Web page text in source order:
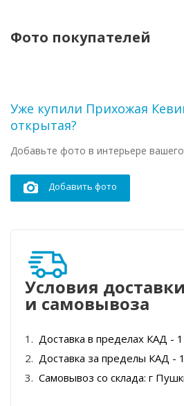
Фото покупателей
Уже купили Прихожая
открытая?
Добавьте фото в интерьере
Добавить фото
Условия доставки
и самовывоза
Доставка в пределах КАД -
Доставка за пределы КАД -
Самовывоз со склада: г